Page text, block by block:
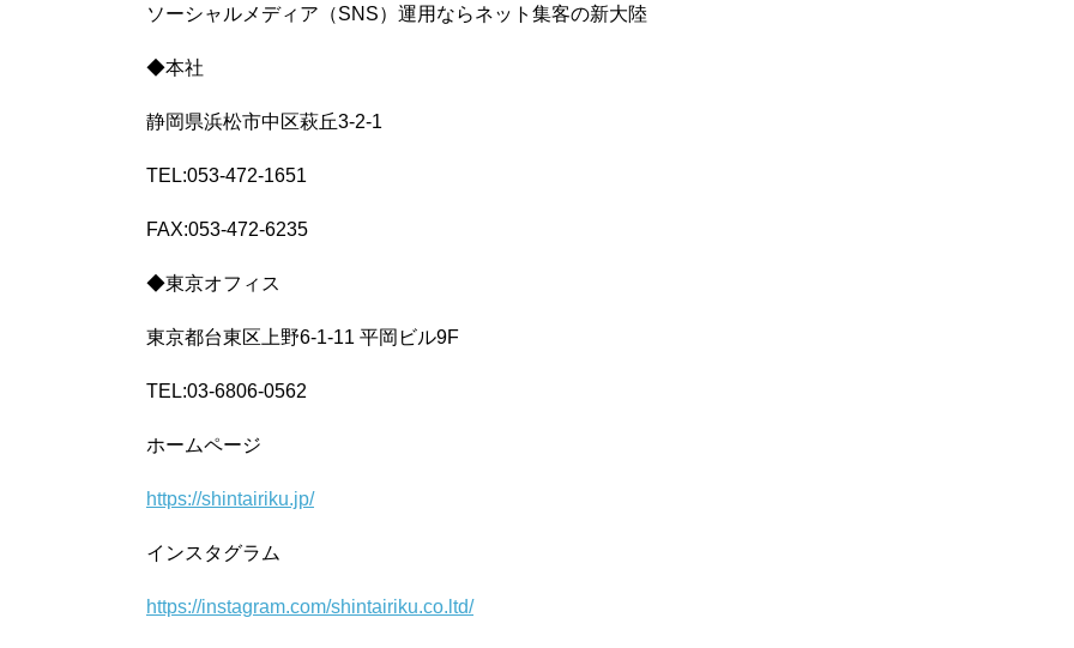
ソーシャルメディア（SNS）運用ならネット集客の新大陸
◆本社
静岡県浜松市中区萩丘3-2-1
TEL:053-472-1651
FAX:053-472-6235
◆東京オフィス
東京都台東区上野6-1-11 平岡ビル9F
TEL:03-6806-0562
ホームページ
https://shintairiku.jp/
インスタグラム
https://instagram.com/shintairiku.co.ltd/